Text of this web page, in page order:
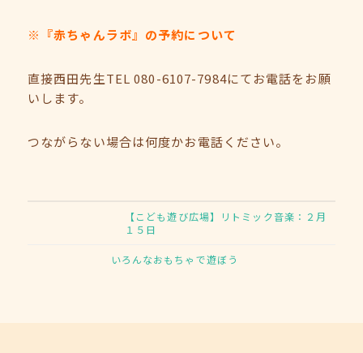
※『赤ちゃんラボ』の予約について
直接西田先生TEL 080-6107-7984にてお電話をお願
いします。
つながらない場合は何度かお電話ください。
【こども遊び広場】リトミック音楽：２月
１５日
いろんなおもちゃで遊ぼう